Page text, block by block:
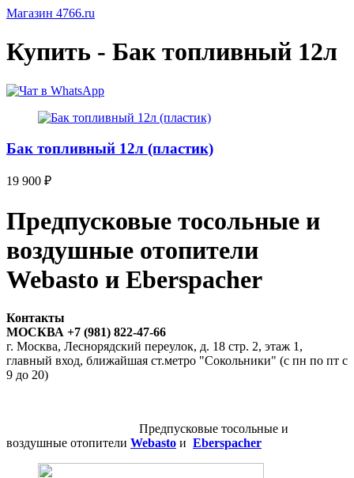
Магазин 4766.ru
Купить - Бак топливный 12л
Бак топливный 12л (пластик)
19 900 ₽
Предпусковые тосольные и
воздушные отопители
Webasto и Eberspacher
Контакты
МОСКВА +7 (981) 822-47-66
г. Москва, Леснорядский переулок, д. 18 стр. 2, этаж 1,
главный вход, ближайшая ст.метро "Сокольники" (с пн по пт с
9 до 20)
Предпусковые тосольные и
воздушные отопители Webasto и Eberspacher